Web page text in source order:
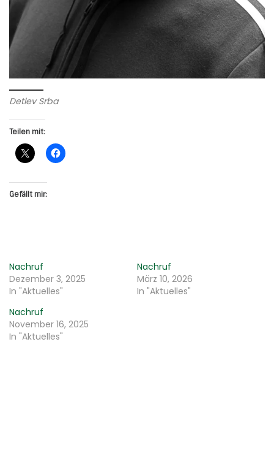
Detlev Srba
Teilen mit:
Gefällt mir:
Nachruf
Dezember 3, 2025
In "Aktuelles"
Nachruf
März 10, 2026
In "Aktuelles"
Nachruf
November 16, 2025
In "Aktuelles"